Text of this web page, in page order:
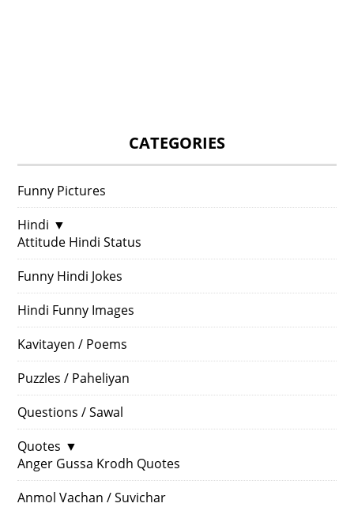
CATEGORIES
Funny Pictures
Hindi ▼
Attitude Hindi Status
Funny Hindi Jokes
Hindi Funny Images
Kavitayen / Poems
Puzzles / Paheliyan
Questions / Sawal
Quotes ▼
Anger Gussa Krodh Quotes
Anmol Vachan / Suvichar